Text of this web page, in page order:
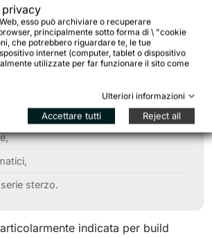
è importante verificare:
originale,
sterzo.
indicata per build
privacy
esso può archiviare o recuperare
principalmente sotto forma di \ "cookie
che potrebbero riguardare te, le tue
internet (computer, tablet o dispositivo
utilizzate per far funzionare il sito come
Ulteriori informazioni
Accettare tutti Reject all